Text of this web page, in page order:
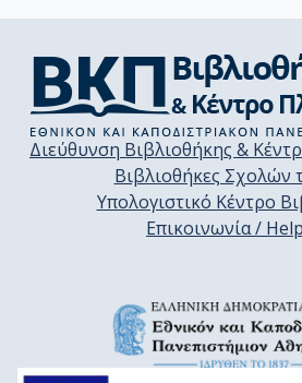
Διεύθυνση Βιβλιοθήκης &
Βιβλιοθήκες Σχολών
Υπολογιστικό Κέντρο
Επικοινωνία /